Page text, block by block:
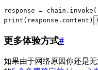
response = chain . invoke (
print ( response.content )
更多体验方式#
如果由于网络原因你还是